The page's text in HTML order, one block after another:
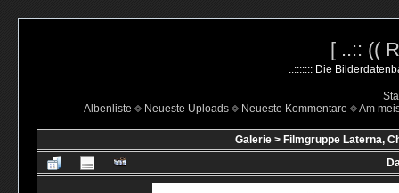
[ ..:: ((
..::::::: Die
Albenliste
Neueste Uploads Neueste Kommentare Am
Galerie> Filmgruppe Laterna,